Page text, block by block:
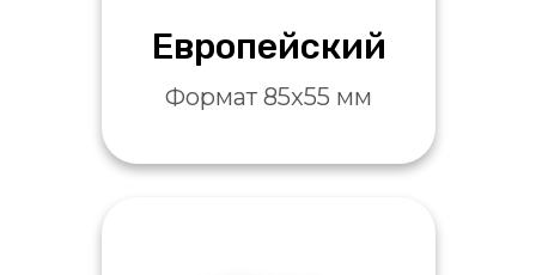
Европейский
Формат 85x55 мм